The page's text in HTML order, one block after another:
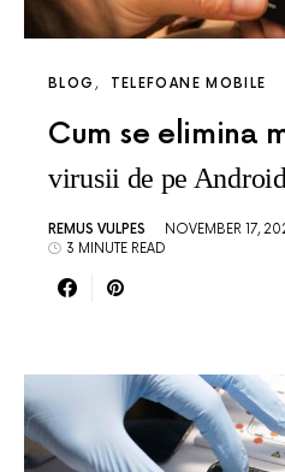
BLOG TELEFOANE MOBILE
Cum se elimina
virusii de pe
REMUS VULPES NOVEMBER 17,
3 MINUTE READ